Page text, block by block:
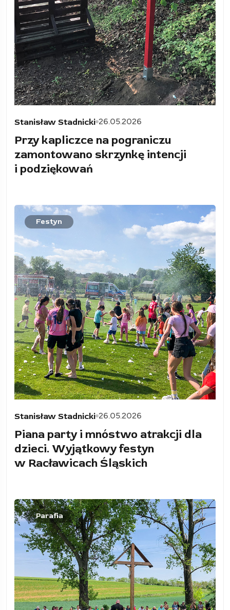
Stanisław Stadnicki 26.05.2026
Przy kapliczce na pograniczu
zamontowano skrzynkę intencji
i podziękowań
Festyn
Stanisław Stadnicki 26.05.2026
Piana party i mnóstwo atrakcji dla
dzieci. Wyjątkowy festyn
w Racławicach Śląskich
Parafia